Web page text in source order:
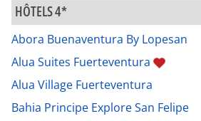
HÔTELS 4*
Abora Buenaventura By Lopesan
Alua Suites Fuerteventura
Alua Village Fuerteventura
Bahia Principe Explore San Felipe